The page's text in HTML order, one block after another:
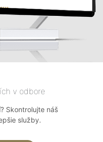
v odbore
Skontrolujte náš
služby.